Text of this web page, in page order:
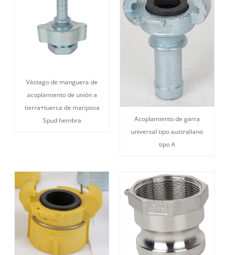
Vástago de manguera de
acoplamiento de unión a
tierra+tuerca de mariposa
Spud hembra
Acoplamiento de garra
universal tipo australiano
tipo A